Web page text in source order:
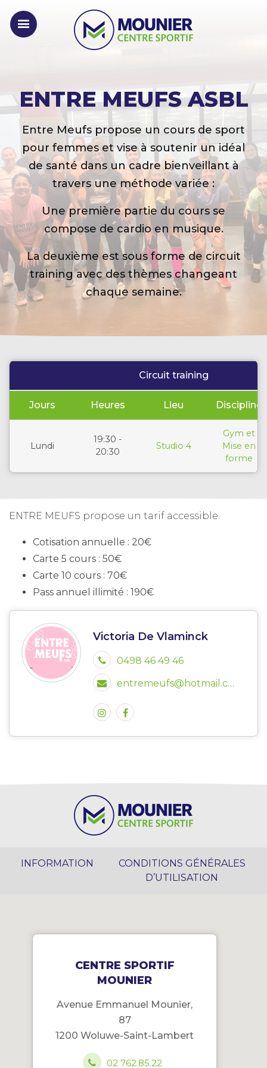
ENTRE MEUFS ASBL
Entre Meufs propose un cours de sport
pour femmes et vise à soutenir un idéal
de santé dans un cadre bienveillant à
travers une méthode variée :
Une première partie du cours se
compose de cardio en musique.
La deuxième est sous forme de circuit
training avec des thèmes changeant
chaque semaine.
Circuit training
Jours Heures Lieu Discipline
Lundi
19:30 -
20:30
Studio 4
Gym et
Mise en
forme
ENTRE MEUFS propose un tarif accessible.
Cotisation annuelle : 20€
Carte 5 cours : 50€
Carte 10 cours : 70€
Pass annuel illimité : 190€
Victoria De Vlaminck
0498 46 49 46
entremeufs@hotmail.com
INFORMATION
CONDITIONS GÉNÉRALES
D’UTILISATION
CENTRE SPORTIF
MOUNIER
Avenue Emmanuel Mounier,
87
1200 Woluwe-Saint-Lambert
02 762.85.22